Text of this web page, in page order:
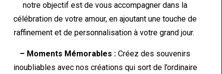
notre objectif est de vous accompagner dans la
célébration de votre amour, en ajoutant une touche de
raffinement et de personnalisation à votre grand jour.
– Moments Mémorables : Créez des souvenirs
inoubliables avec nos créations qui sort de l’ordinaire